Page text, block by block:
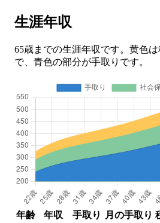
生涯年収
65歳までの生涯年収です。黄色
で、青色の部分が手取りです。
年齢 年収 手取り 月の手取り